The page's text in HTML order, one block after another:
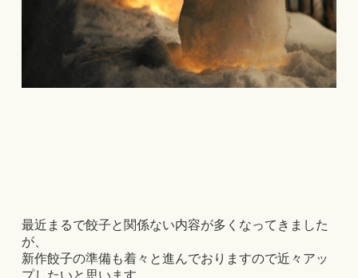
最近まるで餃子と関係ない内容が多くなってきました
が、
新作餃子の準備も着々と進んでおりますので近々アッ
プしたいと思います。